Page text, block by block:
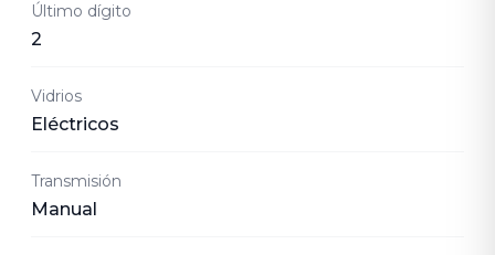
Último dígito
2
Vidrios
Eléctricos
Transmisión
Manual